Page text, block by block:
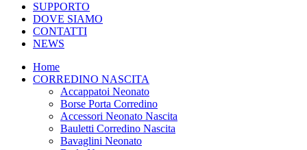
SUPPORTO
DOVE SIAMO
CONTATTI
NEWS
Home
CORREDINO NASCITA
Accappatoi Neonato
Borse Porta Corredino
Accessori Neonato Nascita
Bauletti Corredino Nascita
Bavaglini Neonato